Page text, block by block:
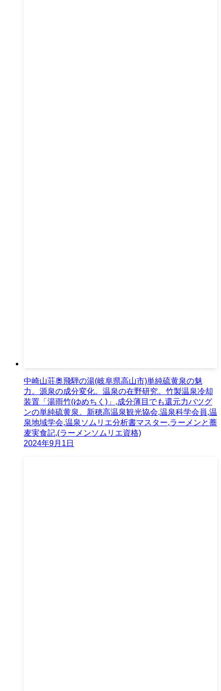
中崎山荘奥飛騨の湯(岐阜県高山市)単純硫黄泉の魅
力。源泉の成分変化。温泉の在野研究。竹製温泉冷却
装置「湯雨竹(ゆめちく)」,成分薄目でも還元力バツグ
ンの単純硫黄泉。新穂高温泉観光協会,温泉科学会員,温
泉地域学会,温泉ソムリエ分析書マスター,ラーメンと蕎
麦実食記,(ラーメンソムリエ資格)
2024年9月1日